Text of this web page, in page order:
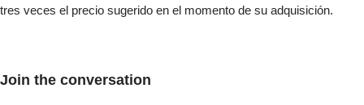
tres veces el precio sugerido en el momento de su adquisición.
Join the conversation